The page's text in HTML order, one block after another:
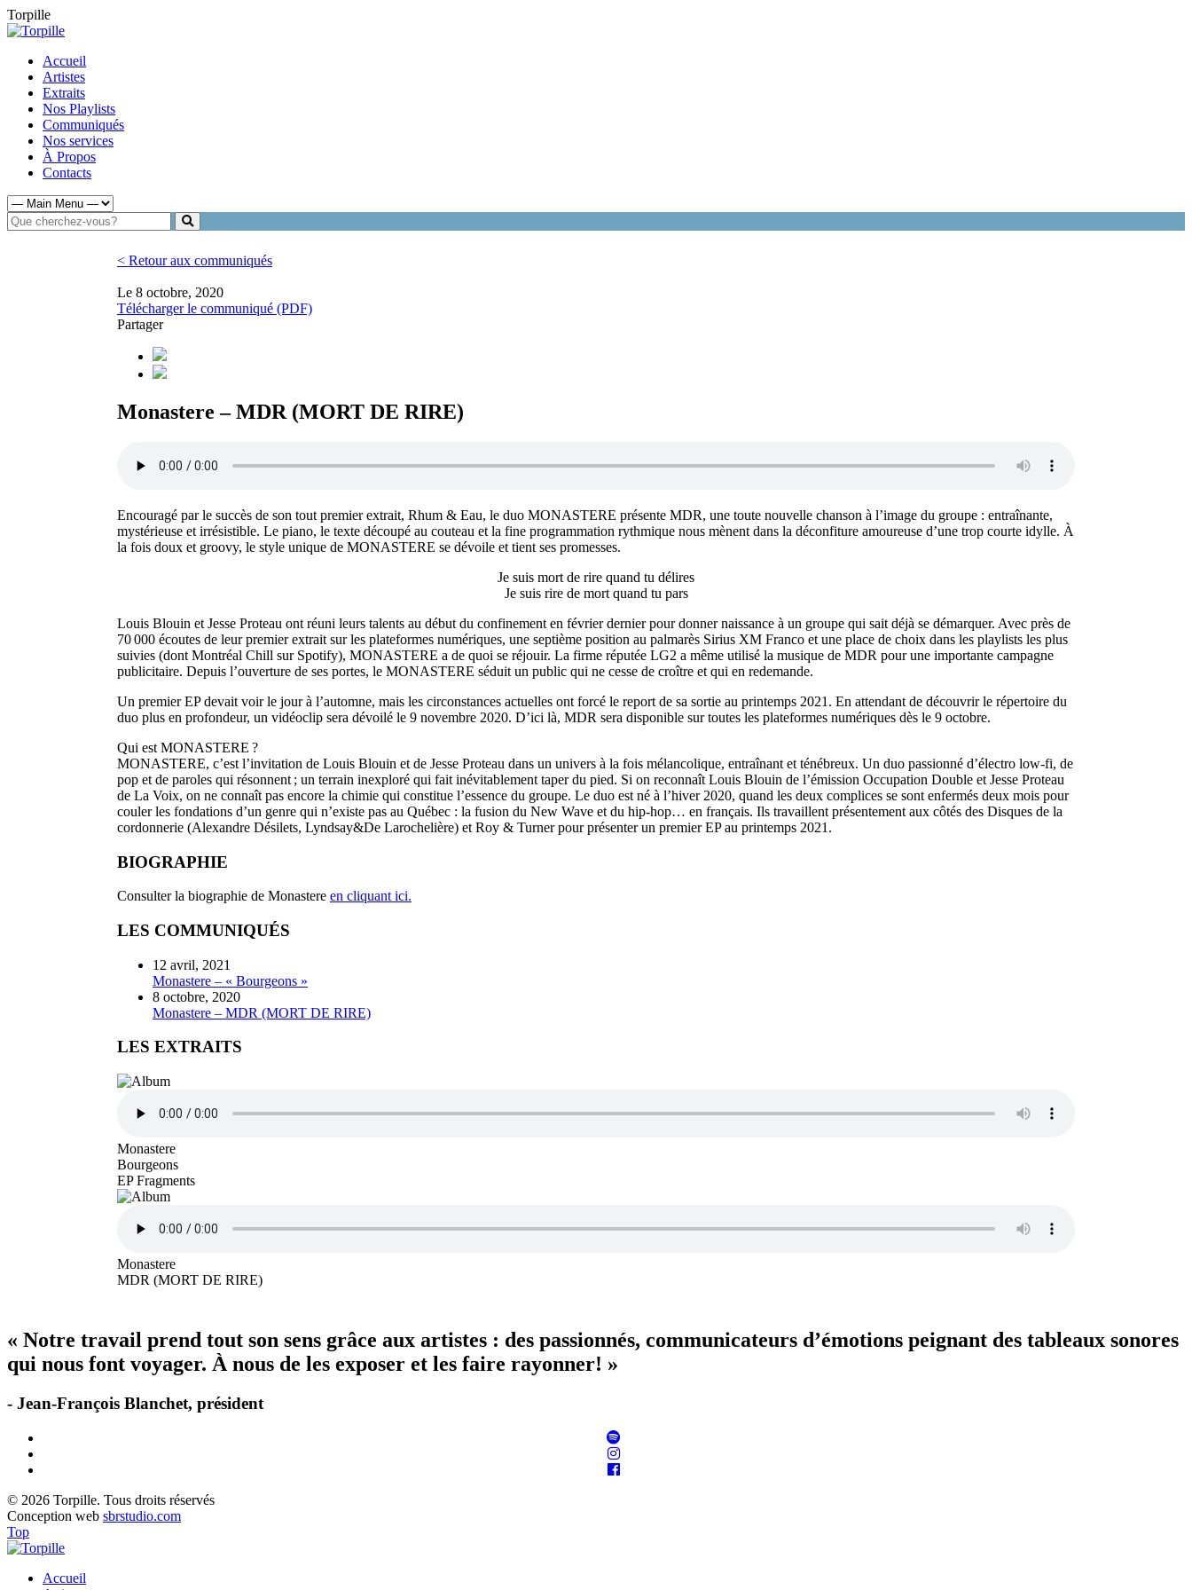
Torpille
Accueil
Artistes
Extraits
Nos Playlists
Communiqués
Nos services
À Propos
Contacts
< Retour aux communiqués
Le 8 octobre, 2020
Télécharger le communiqué (PDF)
Partager
Monastere – MDR (MORT DE RIRE)
Encouragé par le succès de son tout premier extrait, Rhum & Eau, le duo MONASTERE présente MDR, une toute nouvelle chanson à l’image du groupe : entraînante,
mystérieuse et irrésistible. Le piano, le texte découpé au couteau et la fine programmation rythmique nous mènent dans la déconfiture amoureuse d’une trop courte idylle. À
la fois doux et groovy, le style unique de MONASTERE se dévoile et tient ses promesses.
Je suis mort de rire quand tu délires
Je suis rire de mort quand tu pars
Louis Blouin et Jesse Proteau ont réuni leurs talents au début du confinement en février dernier pour donner naissance à un groupe qui sait déjà se démarquer. Avec près de
70 000 écoutes de leur premier extrait sur les plateformes numériques, une septième position au palmarès Sirius XM Franco et une place de choix dans les playlists les plus
suivies (dont Montréal Chill sur Spotify), MONASTERE a de quoi se réjouir. La firme réputée LG2 a même utilisé la musique de MDR pour une importante campagne
publicitaire. Depuis l’ouverture de ses portes, le MONASTERE séduit un public qui ne cesse de croître et qui en redemande.
Un premier EP devait voir le jour à l’automne, mais les circonstances actuelles ont forcé le report de sa sortie au printemps 2021. En attendant de découvrir le répertoire du
duo plus en profondeur, un vidéoclip sera dévoilé le 9 novembre 2020. D’ici là, MDR sera disponible sur toutes les plateformes numériques dès le 9 octobre.
Qui est MONASTERE ?
MONASTERE, c’est l’invitation de Louis Blouin et de Jesse Proteau dans un univers à la fois mélancolique, entraînant et ténébreux. Un duo passionné d’électro low-fi, de
pop et de paroles qui résonnent ; un terrain inexploré qui fait inévitablement taper du pied. Si on reconnaît Louis Blouin de l’émission Occupation Double et Jesse Proteau
de La Voix, on ne connaît pas encore la chimie qui constitue l’essence du groupe. Le duo est né à l’hiver 2020, quand les deux complices se sont enfermés deux mois pour
couler les fondations d’un genre qui n’existe pas au Québec : la fusion du New Wave et du hip-hop… en français. Ils travaillent présentement aux côtés des Disques de la
cordonnerie (Alexandre Désilets, Lyndsay&De Larochelière) et Roy & Turner pour présenter un premier EP au printemps 2021.
BIOGRAPHIE
Consulter la biographie de Monastere en cliquant ici.
LES COMMUNIQUÉS
12 avril, 2021
Monastere – « Bourgeons »
8 octobre, 2020
Monastere – MDR (MORT DE RIRE)
LES EXTRAITS
Monastere
Bourgeons
EP Fragments
Monastere
MDR (MORT DE RIRE)
« Notre travail prend tout son sens grâce aux artistes : des passionnés, communicateurs d’émotions peignant des tableaux sonores
qui nous font voyager. À nous de les exposer et les faire rayonner! »
- Jean-François Blanchet, président
© 2026 Torpille. Tous droits réservés
Conception web sbrstudio.com
Top
Accueil